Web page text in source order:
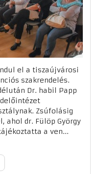
el a tiszaújvárosi
szakrendelés.
Dr. habil Papp
Zsúfolásig
ahol dr. Fülöp György
a ven...